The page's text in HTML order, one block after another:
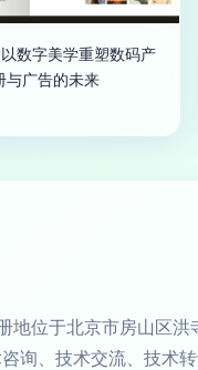
数字美学重塑数码产
与广告的未来
位于北京市房山区
询、技术交流、技术